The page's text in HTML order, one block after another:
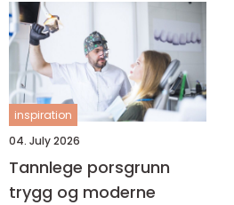
inspiration
04. July 2026
Tannlege porsgrunn
trygg og moderne